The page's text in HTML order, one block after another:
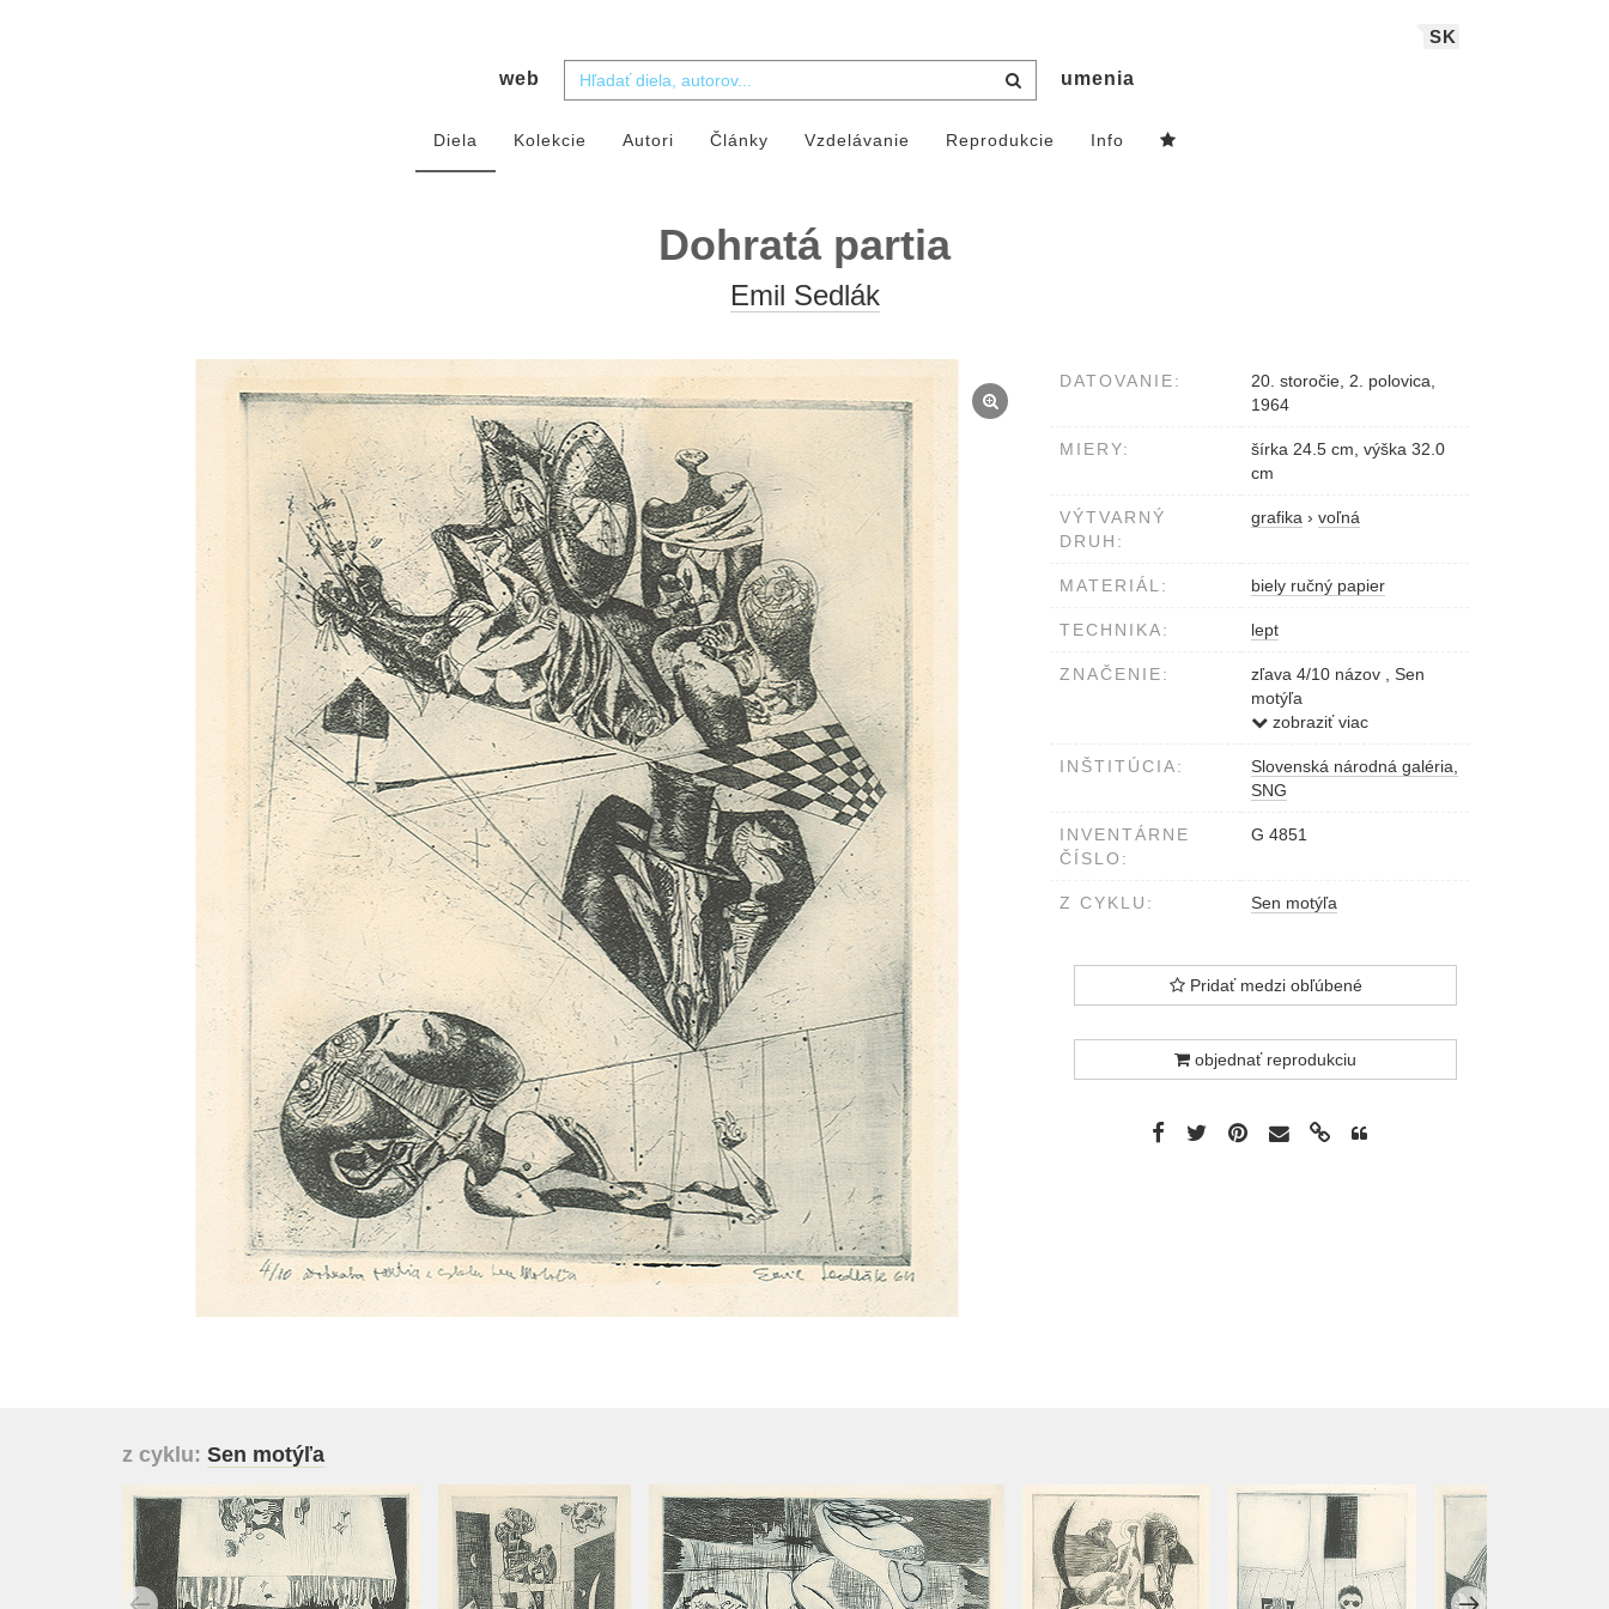
SK
web umenia
Diela Kolekcie Autori Články Vzdelávanie Reprodukcie Info
Dohratá partia
Emil Sedlák
DATOVANIE:
20. storočie, 2. polovica,
1964
MIERY:
šírka 24.5 cm, výška 32.0
cm
VÝTVARNÝ
DRUH:
grafika › voľná
MATERIÁL: biely ručný papier
TECHNIKA: lept
ZNAČENIE:
zľava 4/10 názov , Sen
motýľa
vpravo Emil Sedlák 1964
zobraziť viac
INŠTITÚCIA:
Slovenská národná galéria,
SNG
INVENTÁRNE
ČÍSLO:
G 4851
Z CYKLU: Sen motýľa
Pridať medzi obľúbené
objednať reprodukciu
z cyklu: Sen motýľa